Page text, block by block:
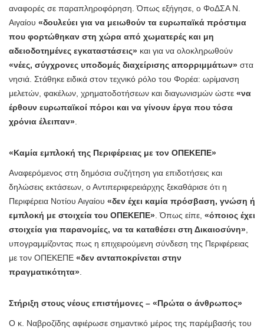
αναφορές σε παραπληροφόρηση. Όπως εξήγησε, ο ΦοΔΣΑ Ν.
Αιγαίου «δουλεύει για να μειωθούν τα ευρωπαϊκά πρόστιμα
που φορτώθηκαν στη χώρα από χωματερές και μη
αδειοδοτημένες εγκαταστάσεις» και για να ολοκληρωθούν
«νέες, σύγχρονες υποδομές διαχείρισης απορριμμάτων» στα
νησιά. Στάθηκε ειδικά στον τεχνικό ρόλο του Φορέα: ωρίμανση
μελετών, φακέλων, χρηματοδοτήσεων και διαγωνισμών ώστε «να
έρθουν ευρωπαϊκοί πόροι και να γίνουν έργα που τόσα
χρόνια έλειπαν»
«Καμία εμπλοκή της Περιφέρειας με τον ΟΠΕΚΕΠΕ»
Αναφερόμενος στη δημόσια συζήτηση για επιδοτήσεις και
δηλώσεις εκτάσεων, ο Αντιπεριφερειάρχης ξεκαθάρισε ότι η
Περιφέρεια Νοτίου Αιγαίου «δεν έχει καμία πρόσβαση, γνώση ή
εμπλοκή με στοιχεία του ΟΠΕΚΕΠΕ» . Όπως είπε, «όποιος έχει
στοιχεία για παρανομίες, να τα καταθέσει στη Δικαιοσύνη»
υπογραμμίζοντας πως η επιχειρούμενη σύνδεση της Περιφέρειας
με τον ΟΠΕΚΕΠΕ «δεν ανταποκρίνεται στην
πραγματικότητα»
Στήριξη στους νέους επιστήμονες – «Πρώτα ο άνθρωπος»
Ο κ. Ναβροζίδης αφιέρωσε σημαντικό μέρος της παρέμβασής του